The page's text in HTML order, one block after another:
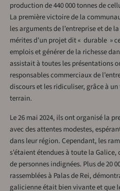
production de 440 000 tonnes de
La première victoire de la
les arguments de l’entreprise et de
mérites d’un projet dit « durable »
emplois et générer de la richesse
assistait à toutes les présentations
responsables commerciaux de
discours et les ridiculiser, grâce à
terrain.
Le 26 mai 2024, ils ont organisé la
avec des attentes modestes,
dans leur région. Cependant, les
s’étaient étendues à toute la Galice,
de personnes indignées. Plus de 20
rassemblées à Palas de Rei,
galicienne était bien vivante et que